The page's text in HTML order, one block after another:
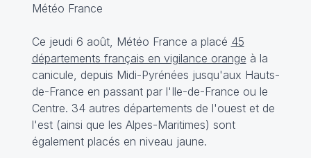
Météo France
Ce jeudi 6 août, Météo France a placé 45
départements français en vigilance orange à la
canicule, depuis Midi-Pyrénées jusqu'aux Hauts-
de-France en passant par l'Ile-de-France ou le
Centre. 34 autres départements de l'ouest et de
l'est (ainsi que les Alpes-Maritimes) sont
également placés en niveau jaune.